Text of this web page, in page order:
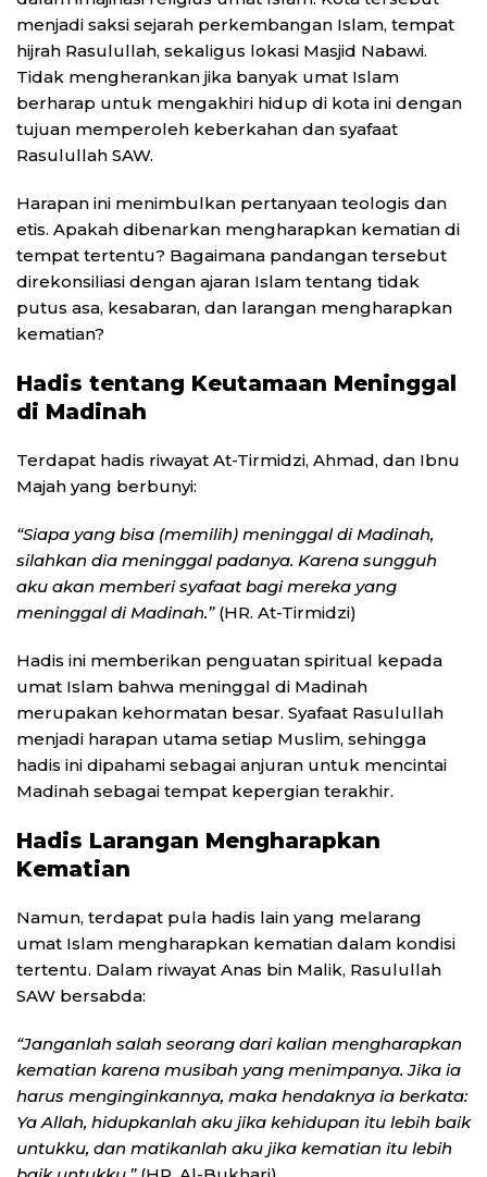
menjadi saksi sejarah perkembangan Islam, tempat
hijrah Rasulullah, sekaligus lokasi Masjid Nabawi.
Tidak mengherankan jika banyak umat Islam
berharap untuk mengakhiri hidup di kota ini dengan
tujuan memperoleh keberkahan dan syafaat
Rasulullah SAW.
Harapan ini menimbulkan pertanyaan teologis dan
etis. Apakah dibenarkan mengharapkan kematian di
tempat tertentu? Bagaimana pandangan tersebut
direkonsiliasi dengan ajaran Islam tentang tidak
putus asa, kesabaran, dan larangan mengharapkan
kematian?
Hadis tentang Keutamaan Meninggal
di Madinah
Terdapat hadis riwayat At-Tirmidzi, Ahmad, dan Ibnu
Majah yang berbunyi:
“Siapa yang bisa (memilih) meninggal di Madinah,
silahkan dia meninggal padanya. Karena sungguh
aku akan memberi syafaat bagi mereka yang
meninggal di Madinah.”(HR. At-Tirmidzi)
Hadis ini memberikan penguatan spiritual kepada
umat Islam bahwa meninggal di Madinah
merupakan kehormatan besar. Syafaat Rasulullah
menjadi harapan utama setiap Muslim, sehingga
hadis ini dipahami sebagai anjuran untuk mencintai
Madinah sebagai tempat kepergian terakhir.
Hadis Larangan Mengharapkan
Kematian
Namun, terdapat pula hadis lain yang melarang
umat Islam mengharapkan kematian dalam kondisi
tertentu. Dalam riwayat Anas bin Malik, Rasulullah
SAW bersabda:
“Janganlah salah seorang dari kalian mengharapkan
kematian karena musibah yang menimpanya. Jika ia
harus menginginkannya, maka hendaknya ia berkata:
Ya Allah, hidupkanlah aku jika kehidupan itu lebih baik
untukku, dan matikanlah aku jika kematian itu lebih